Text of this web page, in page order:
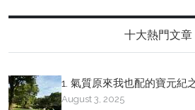
十大熱門文章
1. 氣質原來我也配的寶元紀
August 3, 2025